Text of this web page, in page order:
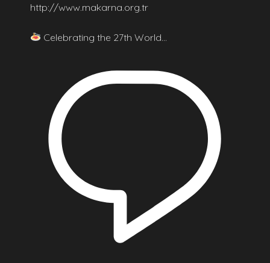
http://www.makarna.org.tr
Celebrating the 27th World…